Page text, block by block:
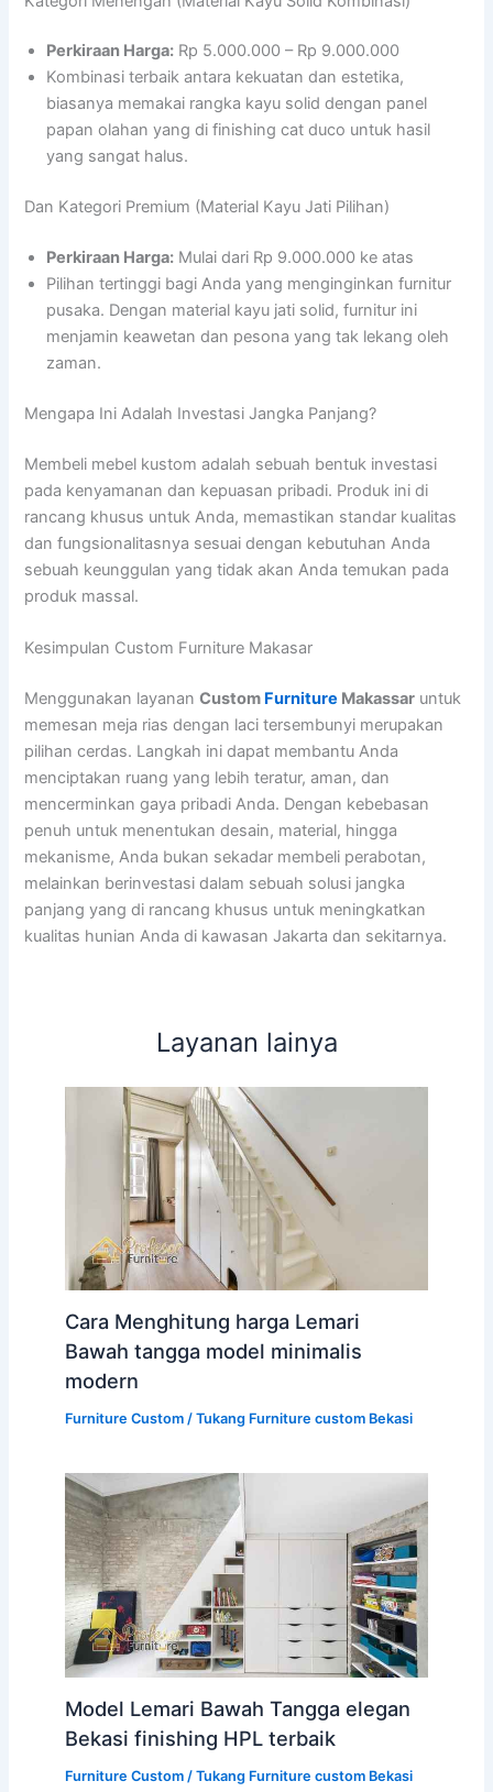
Perkiraan Harga: Rp 5.000.000 – Rp 9.000.000
Kombinasi terbaik antara kekuatan dan estetika,
biasanya memakai rangka kayu solid dengan panel
papan olahan yang di finishing cat duco untuk hasil
yang sangat halus.
Dan Kategori Premium (Material Kayu Jati Pilihan)
Perkiraan Harga: Mulai dari Rp 9.000.000 ke atas
Pilihan tertinggi bagi Anda yang menginginkan furnitur
pusaka. Dengan material kayu jati solid, furnitur ini
menjamin keawetan dan pesona yang tak lekang oleh
zaman.
Mengapa Ini Adalah Investasi Jangka Panjang?
Membeli mebel kustom adalah sebuah bentuk investasi
pada kenyamanan dan kepuasan pribadi. Produk ini di
rancang khusus untuk Anda, memastikan standar kualitas
dan fungsionalitasnya sesuai dengan kebutuhan Anda
sebuah keunggulan yang tidak akan Anda temukan pada
produk massal.
Kesimpulan Custom Furniture Makasar
Menggunakan layananCustom Furniture Makassar untuk
memesan meja rias dengan laci tersembunyi merupakan
pilihan cerdas. Langkah ini dapat membantu Anda
menciptakan ruang yang lebih teratur, aman, dan
mencerminkan gaya pribadi Anda. Dengan kebebasan
penuh untuk menentukan desain, material, hingga
mekanisme, Anda bukan sekadar membeli perabotan,
melainkan berinvestasi dalam sebuah solusi jangka
panjang yang di rancang khusus untuk meningkatkan
kualitas hunian Anda di kawasan Jakarta dan sekitarnya.
Layanan lainya
Cara Menghitung harga Lemari
Bawah tangga model minimalis
modern
Furniture Custom/ Tukang Furniture custom Bekasi
Model Lemari Bawah Tangga elegan
Bekasi finishing HPL terbaik
Furniture Custom/ Tukang Furniture custom Bekasi